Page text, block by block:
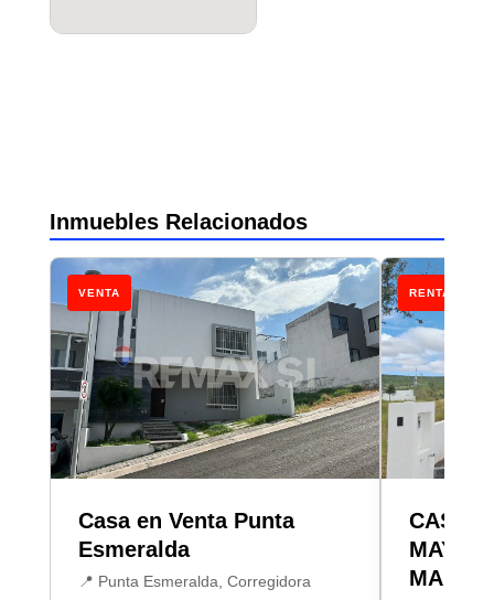
Inmuebles Relacionados
VENTA
Casa en Venta Punta
Esmeralda
📍 Punta Esmeralda, Corregidora
RENTA
CASA